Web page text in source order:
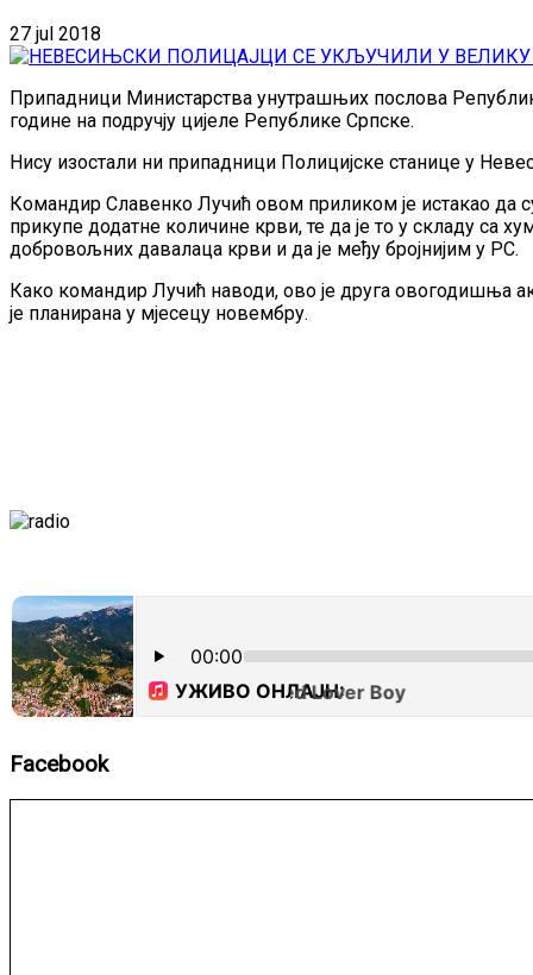
27 jul 2018
Припадници Министарства унутрашњих послова
године на подручју цијеле Републике Српске.
Нису изостали ни припадници Полицијске станице у
Командир Славенко Лучић овом приликом је истакао да
прикупе додатне количине крви, те да је то у складу са
добровољних давалаца крви и да је међу бројнијим у РС.
Како командир Лучић наводи, ово је друга овогодишња
је планирана у мјесецу новембру.
Facebook